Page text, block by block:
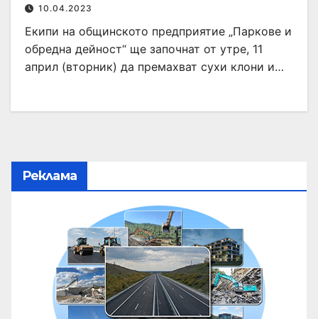
10.04.2023
Екипи на общинското предприятие „Паркове и
обредна дейност“ ще започнат от утре, 11
април (вторник) да премахват сухи клони и…
Реклама